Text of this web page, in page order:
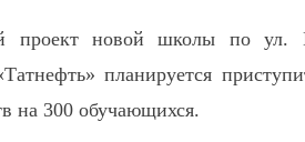
проект новой школы по
планируется
на 300 обучающихся.